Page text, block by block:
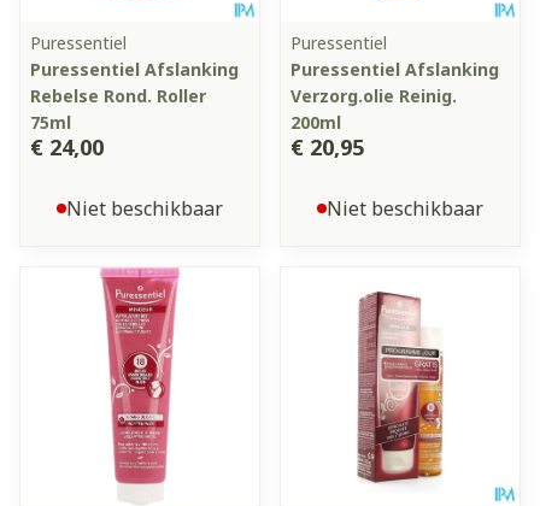
Puressentiel
Puressentiel Afslanking
Rebelse Rond. Roller
75ml
€ 24,00
Niet beschikbaar
Puressentiel
Puressentiel Afslanking
Verzorg.olie Reinig.
200ml
€ 20,95
Niet beschikbaar